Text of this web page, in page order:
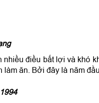
nhiều điều bất lợi và khó
làm ăn. Bởi đây là năm